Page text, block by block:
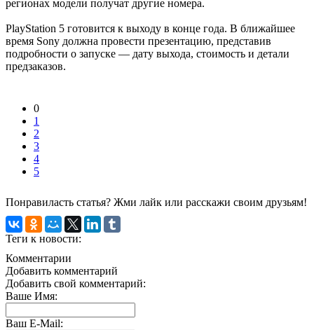
регионах модели получат другие номера.
PlayStation 5 готовится к выходу в конце года. В ближайшее
время Sony должна провести презентацию, представив
подробности о запуске — дату выхода, стоимость и детали
предзаказов.
0
1
2
3
4
5
Понравиласть статья? Жми лайк или расскажи своим друзьям!
Теги к новости:
Комментарии
Добавить комментарий
Добавить свой комментарий:
Ваше Имя:
Ваш E-Mail: